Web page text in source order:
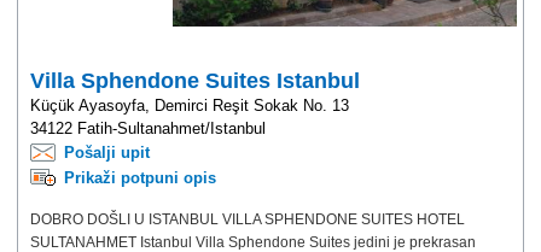
Villa Sphendone Suites Istanbul
Küçük Ayasoyfa, Demirci Reşit Sokak No. 13
34122 Fatih-Sultanahmet/Istanbul
Pošalji upit
Prikaži potpuni opis
DOBRO DOŠLI U ISTANBUL VILLA SPHENDONE SUITES HOTEL
SULTANAHMET Istanbul Villa Sphendone Suites jedini je prekrasan